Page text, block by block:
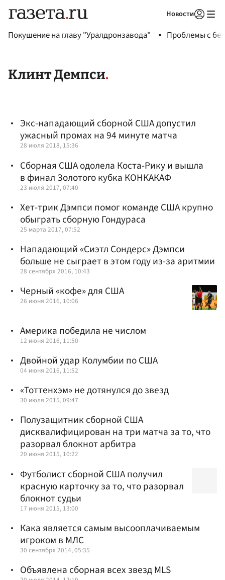
Новости
Покушение на главу "Уралдронзавода" Проблемы с
Клинт Демпси
Экс-нападающий сборной США допустил
ужасный промах на 94 минуте матча
28 июля 2018, 15:36
Сборная США одолела Коста-Рику и вышла
в финал Золотого кубка КОНКАКАФ
23 июля 2017, 07:40
Хет-трик Дэмпси помог команде США крупно
обыграть сборную Гондураса
25 марта 2017, 07:52
Нападающий «Сиэтл Сондерс» Дэмпси
больше не сыграет в этом году из-за аритмии
28 сентября 2016, 10:43
Черный «кофе» для США
26 июня 2016, 10:06
Америка победила не числом
12 июня 2016, 11:50
Двойной удар Колумбии по США
04 июня 2016, 11:52
«Тоттенхэм» не дотянулся до звезд
30 июля 2015, 09:47
Полузащитник сборной США
дисквалифицирован на три матча за то, что
разорвал блокнот арбитра
20 июня 2015, 10:22
Футболист сборной США получил
красную карточку за то, что разорвал
блокнот судьи
17 июня 2015, 13:00
Кака является самым высооплачиваемым
игроком в МЛС
30 сентября 2014, 05:35
Объявлена сборная всех звезд MLS